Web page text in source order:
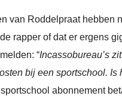
van Roddelpraat hebben
rapper of dat er ergens
“Incassobureau’s
bij een sportschool. Is
abonnement